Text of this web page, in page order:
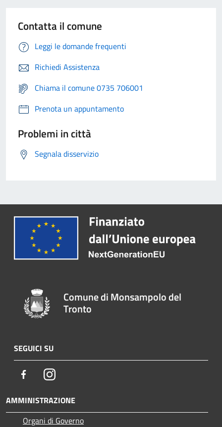
Contatta il comune
Leggi le domande frequenti
Richiedi Assistenza
Chiama il comune 0735 706001
Prenota un appuntamento
Problemi in città
Segnala disservizio
Comune di Monsampolo del
Tronto
SEGUICI SU
FacebookInstagram
AMMINISTRAZIONE
Organi di Governo